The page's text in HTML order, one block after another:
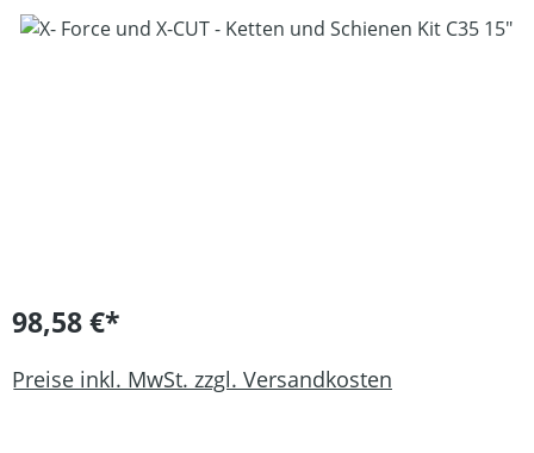
Bildergalerie überspringen
98,58 €*
Preise inkl. MwSt. zzgl. Versandkosten